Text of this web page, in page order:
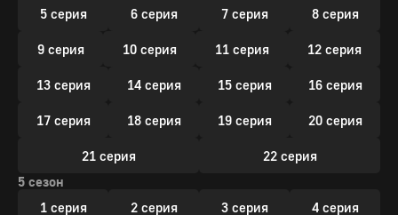
5 серия 6 серия 7 серия 8 серия
9 серия 10 серия 11 серия 12 серия
13 серия 14 серия 15 серия 16 серия
17 серия 18 серия 19 серия 20 серия
21 серия
22 серия
5 сезон
1 серия
2 серия 3 серия 4 серия